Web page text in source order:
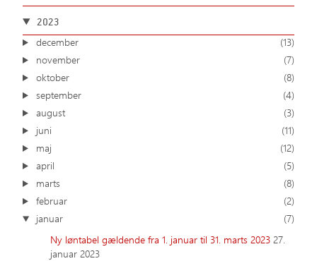
2023
december
(13)
november
(7)
oktober
(8)
september
(4)
august
(3)
juni
(11)
maj
(12)
april
(5)
marts
(8)
februar
(2)
januar
(7)
Ny løntabel gældende fra 1. januar til 31. marts 2023 27.
januar 2023